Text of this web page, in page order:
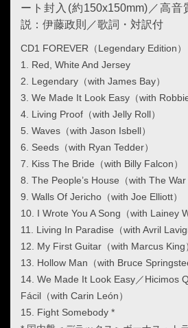
ート封入(約150x150mm)／高音
説：伊藤政則／歌詞・対訳付
CD1 FOREVER（Legendary Edition）
1. Red, White And Jersey
2. Legendary（with James Bay）
3. We Made It Look Easy（with Robbie
4. Living Proof（with Jelly Roll）
5. Waves（with Jason Isbell）
6. Seeds（with Ryan Tedder）
7. Kiss The Bride（with Billy Falcon）
8. The People’s House（with The War
9. Walls Of Jericho（with Joe Elliott）
10. I Wrote You A Song（with Lainey
11. Living In Paradise（with Avril
12. My First Guitar（with Marcus King
13. Hollow Man（with Bruce
14. We Made It Look Easy／Hicimos
Fácil（with Carin León）
15. Fight Somebody *